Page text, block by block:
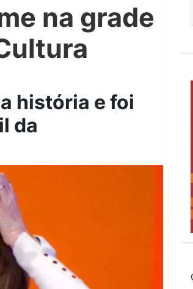
na grade
história e foi
da